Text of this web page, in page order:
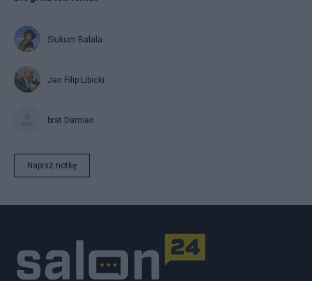
Siukum Balala
Jan Filip Libicki
brat Damian
Napisz notkę